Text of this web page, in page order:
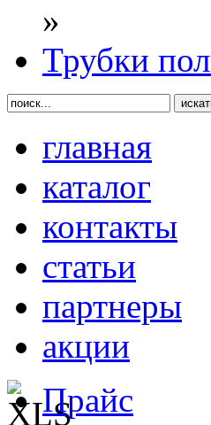
»
Трубки
главная
каталог
контакты
статьи
партнеры
акции
Прайс